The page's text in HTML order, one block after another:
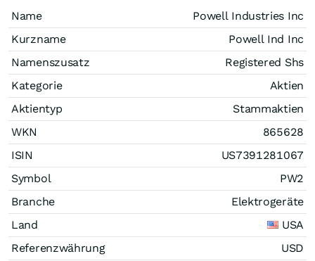
Name
Powell Industries Inc
Kurzname
Powell Ind Inc
Namenszusatz
Registered Shs
Kategorie
Aktien
Aktientyp
Stammaktien
WKN
865628
ISIN
US7391281067
Symbol
PW2
Branche
Elektrogeräte
Land
USA
Referenzwährung
USD